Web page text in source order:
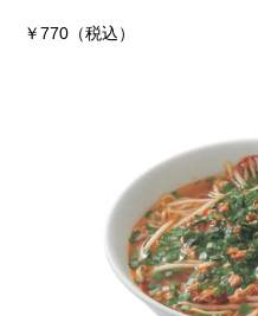
￥770（税込）